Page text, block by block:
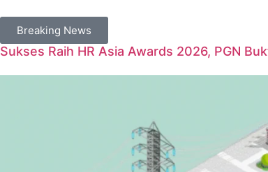
Breaking News
Sukses Raih HR Asia Awards 2026, PGN